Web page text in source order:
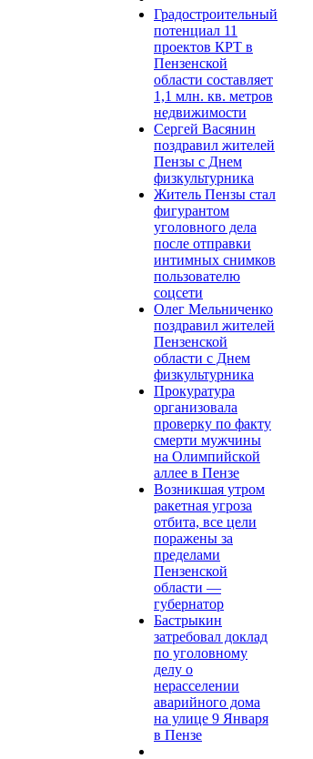
Градостроительный
потенциал 11
проектов КРТ в
Пензенской
области составляет
1,1 млн. кв. метров
недвижимости
Сергей Васянин
поздравил жителей
Пензы с Днем
физкультурника
Житель Пензы стал
фигурантом
уголовного дела
после отправки
интимных снимков
пользователю
соцсети
Олег Мельниченко
поздравил жителей
Пензенской
области с Днем
физкультурника
Прокуратура
организовала
проверку по факту
смерти мужчины
на Олимпийской
аллее в Пензе
Возникшая утром
ракетная угроза
отбита, все цели
поражены за
пределами
Пензенской
области —
губернатор
Бастрыкин
затребовал доклад
по уголовному
делу о
нерасселении
аварийного дома
на улице 9 Января
в Пензе